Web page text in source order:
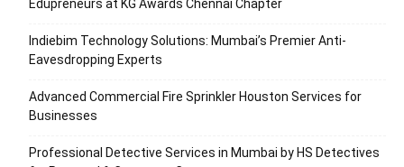
Edupreneurs at KG Awards Chennai Chapter
Indiebim Technology Solutions: Mumbai’s Premier Anti-
Eavesdropping Experts
Advanced Commercial Fire Sprinkler Houston Services for
Businesses
Professional Detective Services in Mumbai by HS Detectives